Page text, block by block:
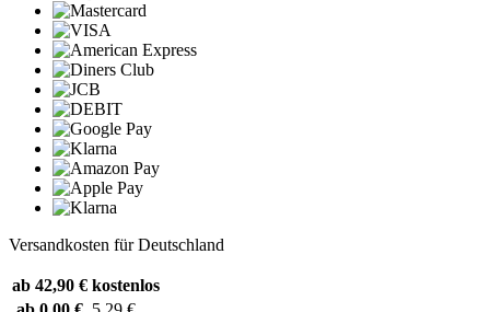
Versandkosten für Deutschland
ab 42,90 € kostenlos